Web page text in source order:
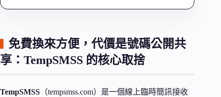
免費換來方便，代價是號碼公開共
享：TempSMSS 的核心取捨
TempSMSS （tempsmss.com）是一個線上臨時簡訊接收